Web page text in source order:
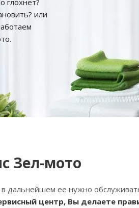
глохнет?
или
Зел-мото
дальнейшем ее нужно
центр, Вы делаете